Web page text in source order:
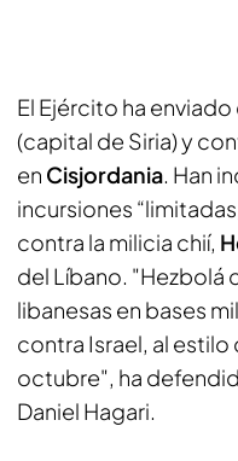
El Ejército ha
(capital de Siria) y
en Cisjordania. Han
incursiones
contra la milicia chií,
del Líbano. "Hezbolá
libanesas en bases
contra Israel, al estilo
octubre", ha
Daniel Hagari.